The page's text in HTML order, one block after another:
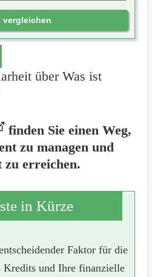
vergleichen
über Was ist
finden Sie einen Weg,
zu managen und
erreichen.
in Kürze
Faktor für die
Kredits und Ihre finanzielle